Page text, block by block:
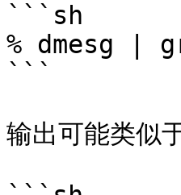
```sh
% dmesg |
```
输出可能类似